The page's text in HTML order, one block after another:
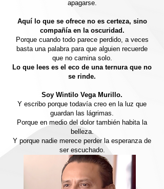
apagarse.
Aquí lo que se ofrece no es certeza, sino
compañía en la oscuridad.
Porque cuando todo parece perdido, a veces
basta una palabra para que alguien recuerde
que no camina solo.
Lo que lees es el eco de una ternura que no
se rinde.
Soy Wintilo Vega Murillo.
Y escribo porque todavía creo en la luz que
guardan las lágrimas.
Porque en medio del dolor también habita la
belleza.
Y porque nadie merece perder la esperanza de
ser escuchado.